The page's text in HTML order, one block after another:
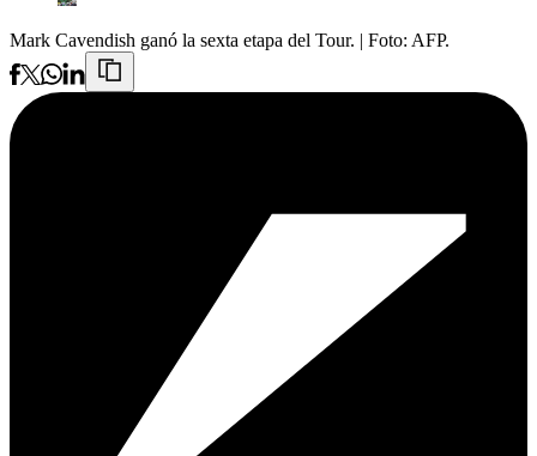
Mark Cavendish ganó la sexta etapa del Tour. | Foto: AFP.